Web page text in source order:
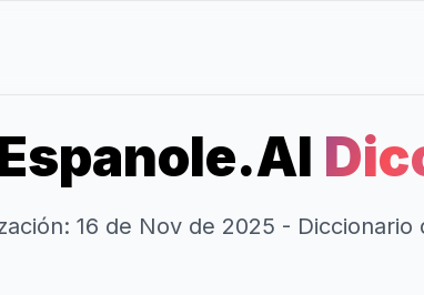
16 de Nov de 2025 -